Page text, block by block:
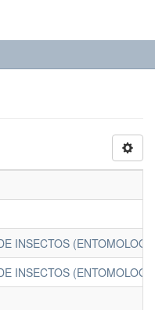
INSECTOS
INSECTOS